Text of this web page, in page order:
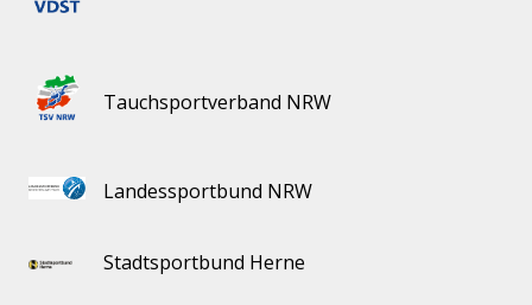
Tauchsportverband NRW
Landessportbund NRW
Stadtsportbund Herne